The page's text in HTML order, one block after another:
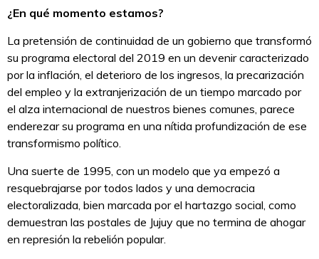
¿En qué momento estamos?
La pretensión de continuidad de un gobierno que transformó
su programa electoral del 2019 en un devenir caracterizado
por la inflación, el deterioro de los ingresos, la precarización
del empleo y la extranjerización de un tiempo marcado por
el alza internacional de nuestros bienes comunes, parece
enderezar su programa en una nítida profundización de ese
transformismo político.
Una suerte de 1995, con un modelo que ya empezó a
resquebrajarse por todos lados y una democracia
electoralizada, bien marcada por el hartazgo social, como
demuestran las postales de Jujuy que no termina de ahogar
en represión la rebelión popular.